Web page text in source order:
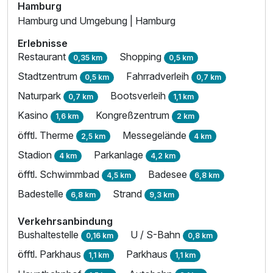
Ausstattung
Zusatznächte
p.P. ab
Einzelzimmer Standard
1 Erwachsenen und 1 Kind
Hamburg
Hamburg und Umgebung | Hamburg
Erlebnisse
Restaurant 0,35 km Shopping 0,5 km
Stadtzentrum 0,5 km Fahrradverleih 0,7 km
Naturpark 0,7 km Bootsverleih 1,1 km
Kasino 1,6 km Kongreßzentrum 2 km
öfftl. Therme 2,5 km Messegelände 4 km
Stadion 4 km Parkanlage 4,2 km
öfftl. Schwimmbad 4,5 km Badesee 6,8 km
Badestelle 6,8 km Strand 9,3 km
Verkehrsanbindung
Bushaltestelle 0,16 km U / S-Bahn 0,8 km
öfftl. Parkhaus 1,1 km Parkhaus 1,1 km